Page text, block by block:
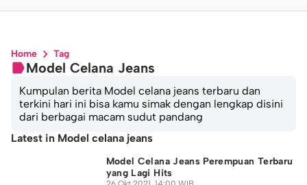
Home Tag
Model Celana Jeans
Kumpulan berita Model celana jeans terbaru dan
terkini hari ini bisa kamu simak dengan lengkap disini
dari berbagai macam sudut pandang
Latest in Model celana jeans
Model Celana Jeans Perempuan Terbaru
yang Lagi Hits